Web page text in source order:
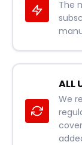
The
ALL
We